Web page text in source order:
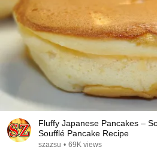
Fluffy Japanese Pancakes –
Soufflé Pancake Recipe
szazsu • 69K views